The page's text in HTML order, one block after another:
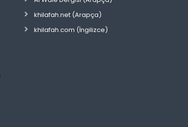
khilafah.net (Arapça)
khilafah.com (İngilizce)